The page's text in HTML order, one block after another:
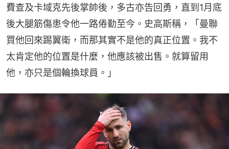
費查及卡域克先後掌帥後，多古亦告回勇，直到1月底
後大腿筋傷患令他一路倦勤至今。史高斯稱，「曼聯
買他回來踢翼衛，而那其實不是他的真正位置。我不
太肯定他的位置是什麼，他應該被出售。就算留用
他，亦只是個輪換球員。」